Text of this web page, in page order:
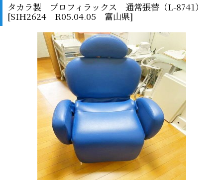
タカラ製 プロフィラックス 通常張替（L-8741）
[SIH2624 R05.04.05 富山県]